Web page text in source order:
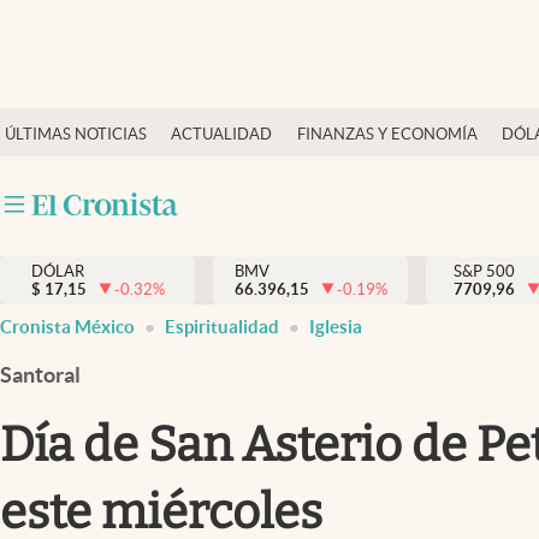
ÚLTIMAS NOTICIAS ACTUALIDAD FINANZAS Y ECONOMÍA
Actualidad
Internacionales
Opinión
Brand Strategy
Vida y estilo
Tv
DÓLAR
$ 17,15 -0.32%
BMV
66.396,15
-0.19%
S&P 500
7709,96
Cronista México Espiritualidad Iglesia
Santoral
Día de San Asterio de
este miércoles